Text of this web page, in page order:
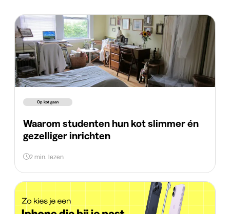
Op kot gaan
Waarom studenten hun kot slimmer én
gezelliger inrichten
2 min. lezen